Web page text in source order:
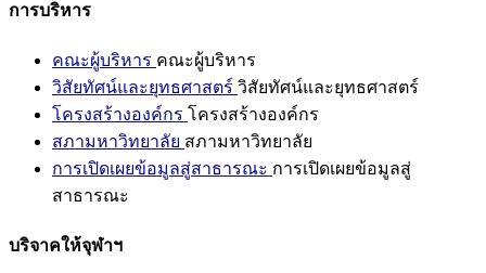
การบริหาร
คณะผู้บริหาร คณะผู้บริหาร
วิสัยทัศน์และยุทธศาสตร์ วิสัยทัศน์และยุทธศาสตร์
โครงสร้างองค์กร โครงสร้างองค์กร
สภามหาวิทยาลัย สภามหาวิทยาลัย
การเปิดเผยข้อมูลสู่สาธารณะ การเปิดเผยข้อมูลสู่
สาธารณะ
บริจาคให้จุฬาฯ